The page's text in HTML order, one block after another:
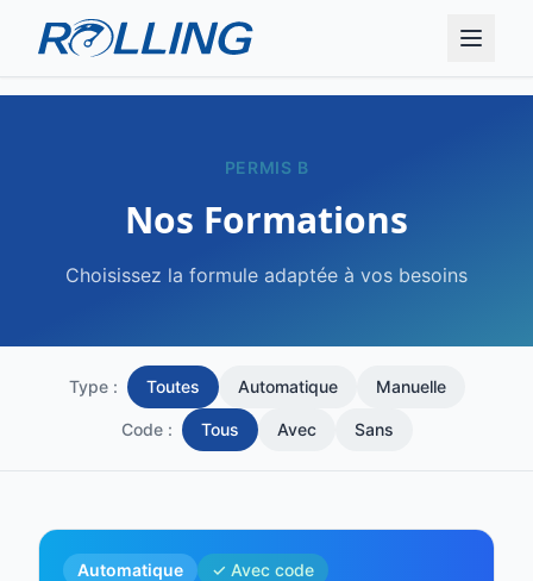
PERMIS B
Nos Formations
Choisissez la formule adaptée à vos besoins
Type : Toutes Automatique Manuelle
Code : Tous Avec Sans
Automatique ✓ Avec code